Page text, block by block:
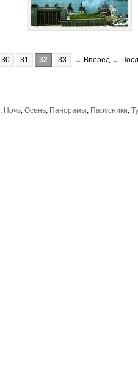
30 31 32 33 → Вперед →
, Ночь, Осень, Панорамы, Парусники,